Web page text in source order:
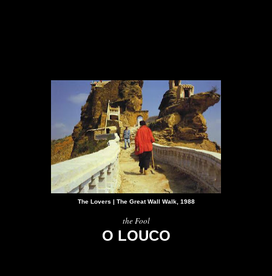
The Lovers | The Great Wall Walk, 1988
the Fool
O LOUCO